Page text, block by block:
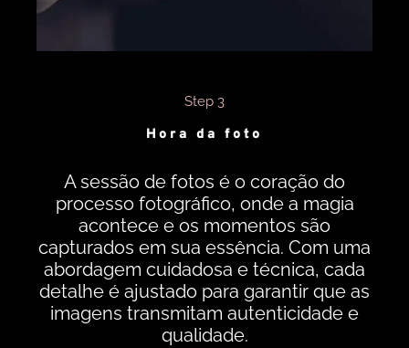
Step 3
Hora da foto
A sessão de fotos é o coração do
processo fotográfico, onde a magia
acontece e os momentos são
capturados em sua essência. Com uma
abordagem cuidadosa e técnica, cada
detalhe é ajustado para garantir que as
imagens transmitam autenticidade e
qualidade.